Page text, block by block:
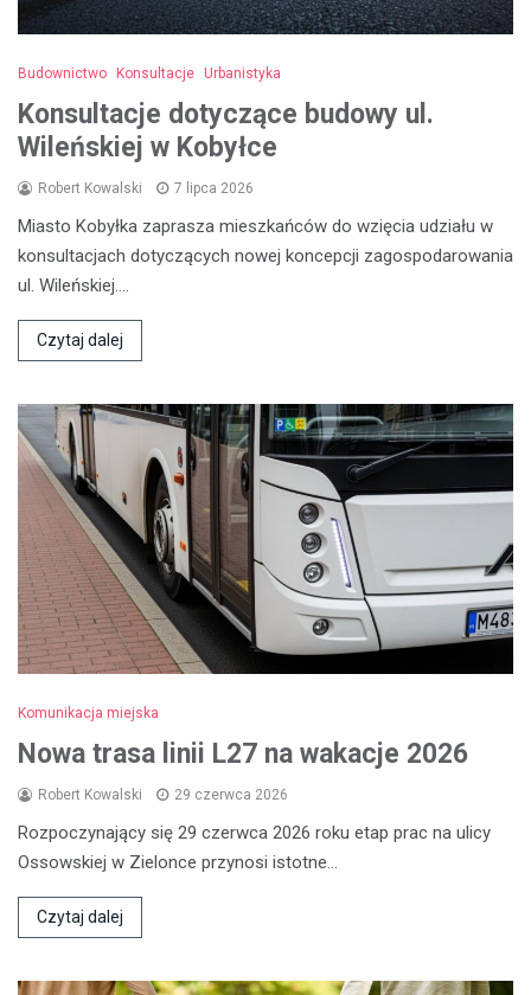
Budownictwo Konsultacje Urbanistyka
Konsultacje dotyczące budowy ul.
Wileńskiej w Kobyłce
Robert Kowalski 7 lipca 2026
Miasto Kobyłka zaprasza mieszkańców do wzięcia udziału w
konsultacjach dotyczących nowej koncepcji zagospodarowania
ul. Wileńskiej.…
Czytaj dalej
Komunikacja miejska
Nowa trasa linii L27 na wakacje 2026
Robert Kowalski 29 czerwca 2026
Rozpoczynający się 29 czerwca 2026 roku etap prac na ulicy
Ossowskiej w Zielonce przynosi istotne…
Czytaj dalej